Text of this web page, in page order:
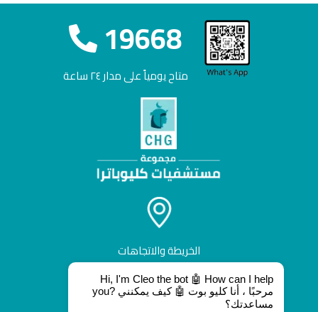
19668
متاح يومياً على مدار ٢٤ ساعة
الخريطة والاتجاهات
Hi, I'm Cleo the bot 🤖 How can I help
you? مرحبًا ، أنا كليو بوت 🤖 كيف يمكنني
مساعدتك؟